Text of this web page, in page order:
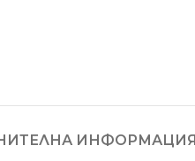
ИНФОРМАЦИЯ